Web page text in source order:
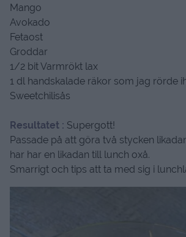
Mango
Avokado
Fetaost
Groddar
1/2 bit Varmrökt lax
1 dl handskalade räkor som jag rörde
Sweetchilisås
Resultatet : Supergott!
Passade på att göra två stycken
har har en likadan till lunch oxå.
Smarrigt och tips att ta med sig i